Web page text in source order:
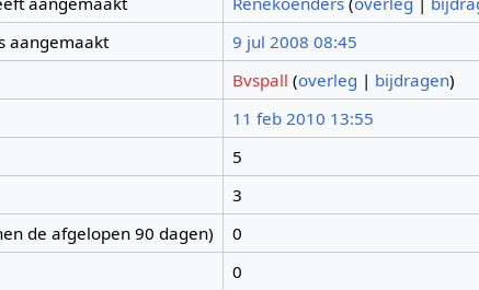
aangemaakt
9 jul 2008 08:45
Bvspall (overleg | bijdragen)
11 feb 2010 13:55
5
3
de afgelopen 90 dagen)
0
0